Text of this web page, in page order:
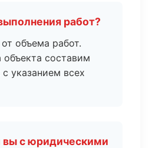
работ?
объема работ.
составим
указанием всех
вы с юридическими